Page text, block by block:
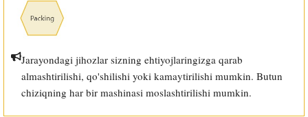
Jarayondagi jihozlar sizning ehtiyojlaringizga qarab
almashtirilishi, qo'shilishi yoki kamaytirilishi mumkin. Butun
chiziqning har bir mashinasi moslashtirilishi mumkin.